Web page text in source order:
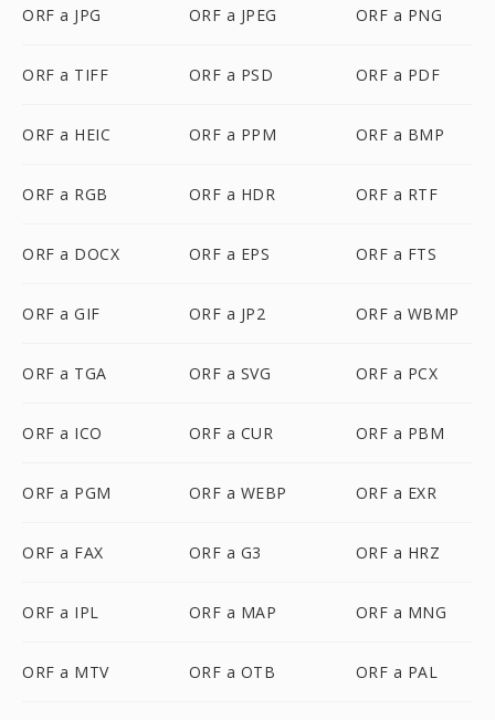
ORF a JPG ORF a JPEG ORF a PNG
ORF a TIFF ORF a PSD ORF a PDF
ORF a HEIC ORF a PPM ORF a BMP
ORF a RGB ORF a HDR ORF a RTF
ORF a DOCX ORF a EPS ORF a FTS
ORF a GIF ORF a JP2 ORF a WBMP
ORF a TGA ORF a SVG ORF a PCX
ORF a ICO ORF a CUR ORF a PBM
ORF a PGM ORF a WEBP ORF a EXR
ORF a FAX ORF a G3 ORF a HRZ
ORF a IPL ORF a MAP ORF a MNG
ORF a MTV ORF a OTB ORF a PAL